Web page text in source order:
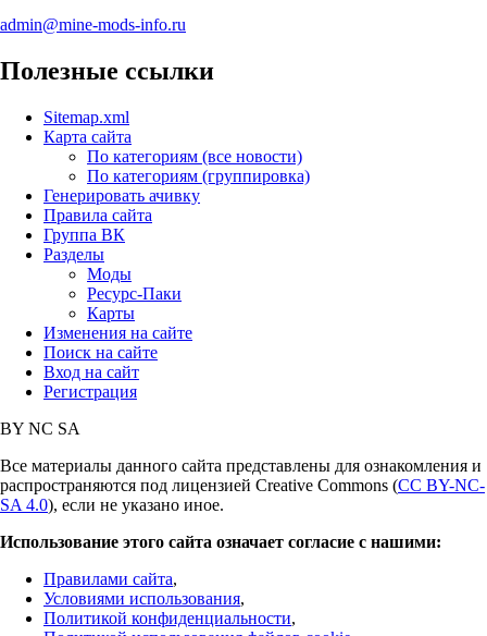
admin@mine-mods-info.ru
Полезные ссылки
Sitemap.xml
Карта сайта
По категориям (все новости)
По категориям (группировка)
Генерировать ачивку
Правила сайта
Группа ВК
Разделы
Моды
Ресурс-Паки
Карты
Изменения на сайте
Поиск на сайте
Вход на сайт
Регистрация
BY NC SA
Все материалы данного сайта представлены для ознакомления и
распространяются под лицензией Creative Commons (CC BY-NC-
SA 4.0), если не указано иное.
Использование этого сайта означает согласие с нашими:
Правилами сайта,
Условиями использования,
Политикой конфиденциальности,